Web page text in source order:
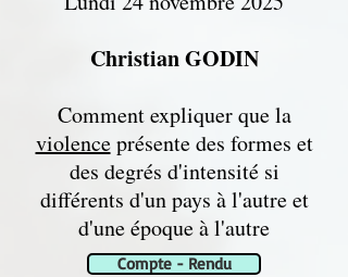
Christian GODIN
Comment expliquer que la
violenceprésente des formes et
des degrés d'intensité si
différents d'un pays à l'autre et
d'une époque à l'autre
Compte - Rendu